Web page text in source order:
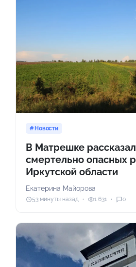
Новости
В Матрешке
смертельно опасных
Иркутской области
Екатерина Майорова
53 минуты назад 1 631 0